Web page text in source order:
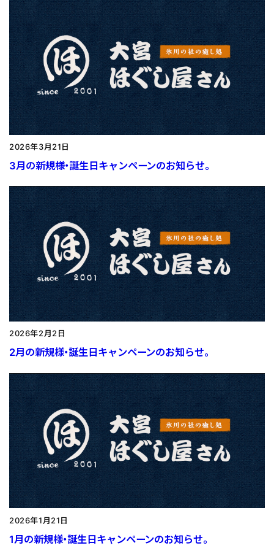
2026年3月21日
3月の新規様・誕生日キャンペーンのお知らせ。
2026年2月2日
2月の新規様・誕生日キャンペーンのお知らせ。
2026年1月21日
1月の新規様・誕生日キャンペーンのお知らせ。